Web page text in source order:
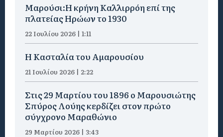
Μαρούσι:Η κρήνη Καλλιρρόη επί της
πλατείας Ηρώων το 1930
22 Ιουλίου 2026 | 1:11
Η Κασταλία του Αμαρουσίου
21 Ιουλίου 2026 | 2:22
Στις 29 Μαρτίου του 1896 ο Μαρουσιώτης
Σπύρος Λούης κερδίζει στον πρώτο
σύγχρονο Μαραθώνιο
29 Μαρτίου 2026 | 3:43